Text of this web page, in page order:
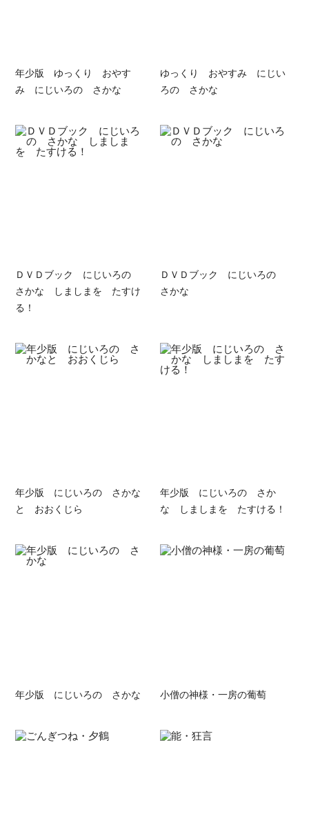
年少版 ゆっくり おやす
み にじいろの さかな
ゆっくり おやすみ にじい
ろの さかな
ＤＶＤブック にじいろの
さかな しましまを たすけ
る！
ＤＶＤブック にじいろの
さかな
年少版 にじいろの さかな
と おおくじら
年少版 にじいろの さか
な しましまを たすける！
年少版 にじいろの さかな 小僧の神様・一房の葡萄